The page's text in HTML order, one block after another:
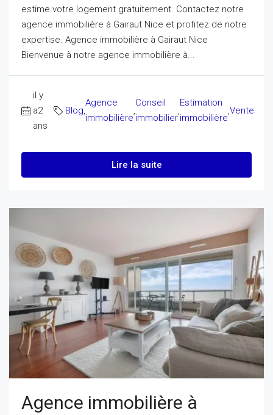
estime votre logement gratuitement. Contactez notre
agence immobilière à Gairaut Nice et profitez de notre
expertise. Agence immobilière à Gairaut Nice
Bienvenue à notre agence immobilière à...
il y
a2
ans
Blog,
Agence
immobilière
,
Conseil
immobilier
,
Estimation
immobilière
,Vente
Lire la suite
Agence immobilière à